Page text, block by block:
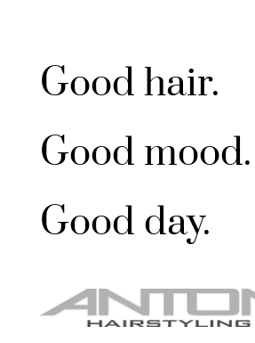
Good hair.
Good mood.
Good day.